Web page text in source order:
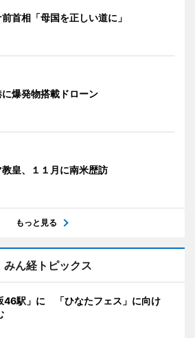
首相「母国を正しい道に」
爆発物搭載ドローン
教皇、１１月に南米歴訪
もっと見る
みん経トピックス
46駅」に 「ひなたフェス」に向け